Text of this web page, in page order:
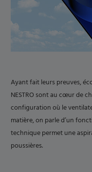
Ayant fait leurs preuves,
NESTRO sont au cœur de
configuration où le
matière, on parle d’un
technique permet une
poussières.